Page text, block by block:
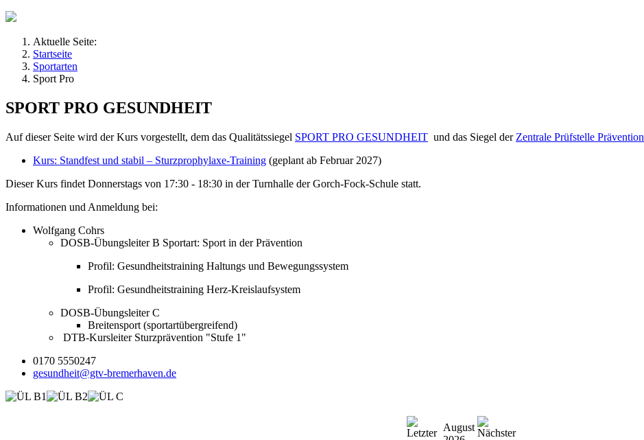
Aktuelle Seite:
Startseite
Sportarten
Sport Pro
SPORT PRO GESUNDHEIT
Auf dieser Seite wird der Kurs vorgestellt, dem das Qualitätssiegel SPORT PRO GESUNDHEIT und das Siegel der Zentrale Prüfstelle Prävention
Kurs: Standfest und stabil – Sturzprophylaxe-Training (geplant ab Februar 2027)
Dieser Kurs findet Donnerstags von 17:30 - 18:30 in der Turnhalle der Gorch-Fock-Schule statt.
Informationen und Anmeldung bei:
Wolfgang Cohrs
DOSB-Übungsleiter B Sportart: Sport in der Prävention
Profil: Gesundheitstraining Haltungs und Bewegungssystem
Profil: Gesundheitstraining Herz-Kreislaufsystem
DOSB-Übungsleiter C
Breitensport (sportartübergreifend)
DTB-Kursleiter Sturzprävention "Stufe 1"
0170 5550247
gesundheit@gtv-bremerhaven.de
August